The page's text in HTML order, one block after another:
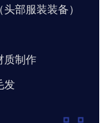
部服装装备）
质制作
发